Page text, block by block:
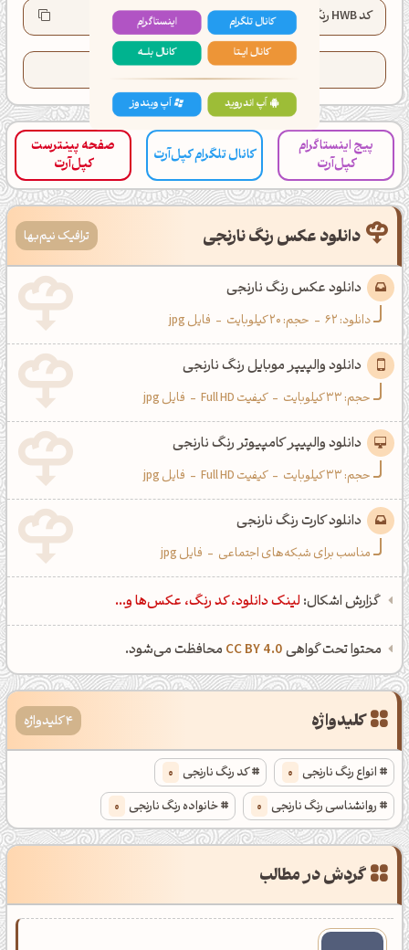
کد HWB رنگ: HWB(27°, 5%, 0%)
تعداد کدهای کپی شده این رنگ:45
پیج اینستاگرام
کپل‌آرت
کانال تلگرام کپل‌آرت
صفحه پینترست
کپل‌آرت
دانلود عکس رنگ نارنجی ترافیک نیم‌بها
دانلود عکس رنگ نارنجی
دانلود:62
- حجم: 20 کیلوبایت - فایل jpg
دانلود والپیپر موبایل رنگ نارنجی
حجم: 33 کیلوبایت - کیفیت Full HD - فایل jpg
دانلود والپیپر کامپیوتر رنگ نارنجی
حجم: 33 کیلوبایت - کیفیت Full HD - فایل jpg
دانلود کارت رنگ نارنجی
مناسب برای شبکه‌های اجتماعی - فایل jpg
گزارش اشکال: لینک دانلود، کد رنگ، عکس‌ها و...
محتوا تحت گواهیCC BY 4.0 محافظت می‌شود.
کلیدواژه 4 کلیدواژه
انواع رنگ نارنجی 0 کد رنگ نارنجی 0
روانشناسی رنگ نارنجی 0 خانواده رنگ نارنجی 0
گردش در مطالب
کانال تلگرام
اینستاگرام
کانال ایــتا
کانال بلـــه
اَپ اندروید اَپ ویندوز